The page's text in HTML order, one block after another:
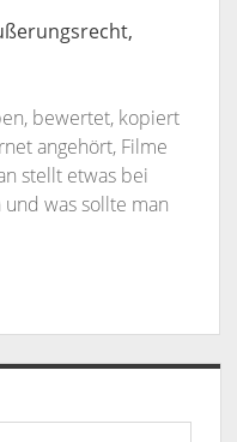
PÜTZ
AUSBILDER
UND M
bewertet, kopiert
angehört, Filme
stellt etwas bei
was sollte man